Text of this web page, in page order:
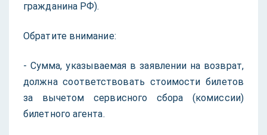
гражданина РФ).
Обратите внимание:
- Сумма, указываемая в заявлении на возврат,
должна соответствовать стоимости билетов
за вычетом сервисного сбора (комиссии)
билетного агента.